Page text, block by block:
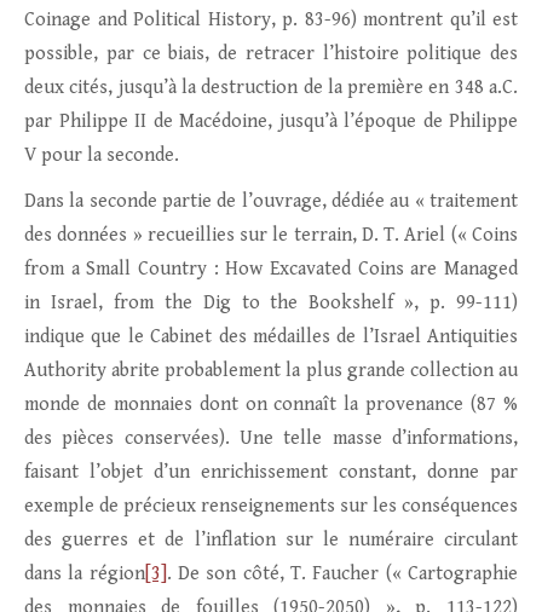
Coinage and Political History, p. 83-96) montrent qu’il est
possible, par ce biais, de retracer l’histoire politique des
deux cités, jusqu’à la destruction de la première en 348 a.C.
par Philippe II de Macédoine, jusqu’à l’époque de Philippe
V pour la seconde.
Dans la seconde partie de l’ouvrage, dédiée au « traitement
des données » recueillies sur le terrain, D. T. Ariel (« Coins
from a Small Country : How Excavated Coins are Managed
in Israel, from the Dig to the Bookshelf », p. 99-111)
indique que le Cabinet des médailles de l’Israel Antiquities
Authority abrite probablement la plus grande collection au
monde de monnaies dont on connaît la provenance (87 %
des pièces conservées). Une telle masse d’informations,
faisant l’objet d’un enrichissement constant, donne par
exemple de précieux renseignements sur les conséquences
des guerres et de l’inflation sur le numéraire circulant
dans la région[3] . De son côté, T. Faucher (« Cartographie